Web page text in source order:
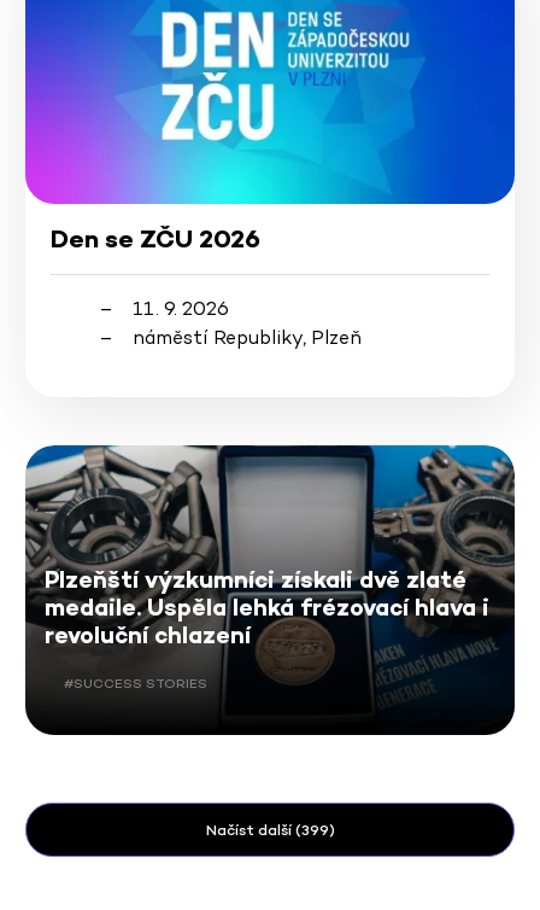
Den se ZČU 2026
11. 9. 2026
náměstí Republiky, Plzeň
Plzeňští výzkumníci získali dvě zlaté
medaile. Uspěla lehká frézovací hlava i
revoluční chlazení
#SUCCESS STORIES
Načíst další (399)